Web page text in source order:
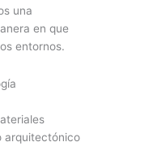
una
en que
entornos.
arquitectónico